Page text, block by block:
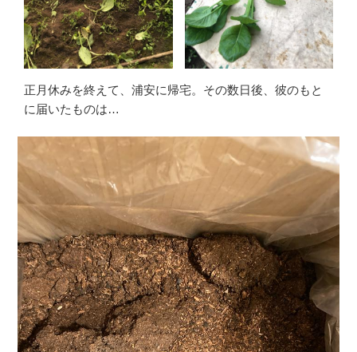
正月休みを終えて、浦安に帰宅。その数日後、彼のもと
に届いたものは…